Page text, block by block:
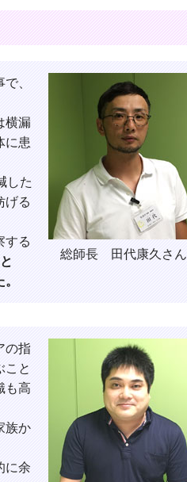
、
横漏
に患
した
げる
する
総師長 田代康久さん
の指
こと
も高
族か
に余